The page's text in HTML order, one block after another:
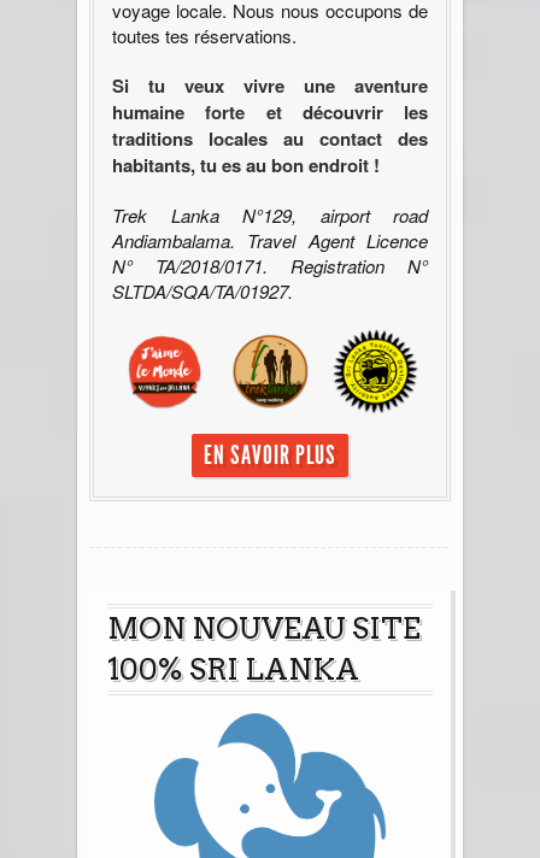
voyage locale. Nous nous occupons de
toutes tes réservations.
Si tu veux vivre une aventure
humaine forte et découvrir les
traditions locales au contact des
habitants, tu es au bon endroit !
Trek Lanka N°129, airport road
Andiambalama. Travel Agent Licence
N° TA/2018/0171. Registration N°
SLTDA/SQA/TA/01927.
EN SAVOIR PLUS
MON NOUVEAU SITE
100% SRI LANKA